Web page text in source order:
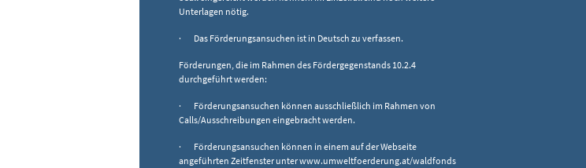
Unterlagen nötig.
· Das Förderungsansuchen ist in Deutsch zu verfassen.
Förderungen, die im Rahmen des Fördergegenstands 10.2.4
durchgeführt werden:
· Förderungsansuchen können ausschließlich im Rahmen von
Calls/Ausschreibungen eingebracht werden.
· Förderungsansuchen können in einem auf der Webseite
angeführten Zeitfenster unter www.umweltfoerderung.at/waldfonds